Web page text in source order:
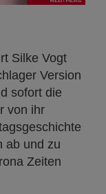
Silke Vogt
Version
sofort die
von ihr
ab und zu
Zeiten